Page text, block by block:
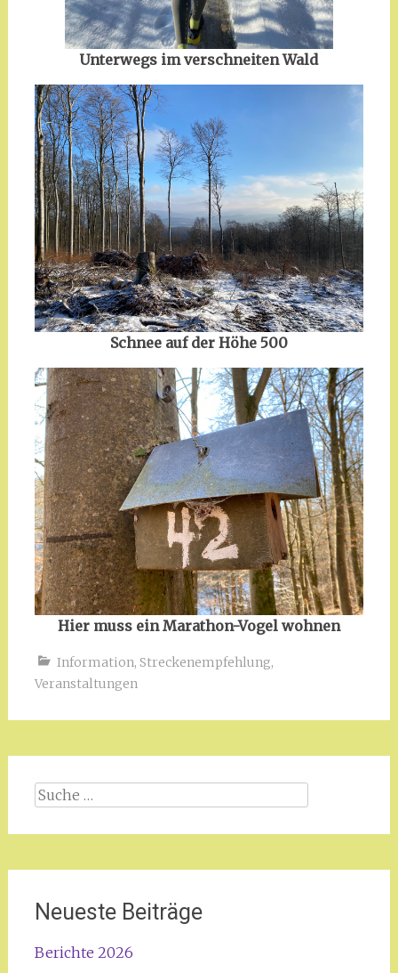
Unterwegs im verschneiten Wald
Schnee auf der Höhe 500
Hier muss ein Marathon-Vogel wohnen
Information, Streckenempfehlung,
Veranstaltungen
Suche
Neueste Beiträge
Berichte 2026